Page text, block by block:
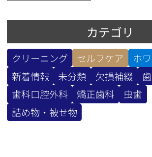
カテゴリ
クリーニング セルフケア
ホ
新着情報
未分類 欠損補綴
歯科口腔外科
矯正歯科
虫歯
詰め物・被せ物